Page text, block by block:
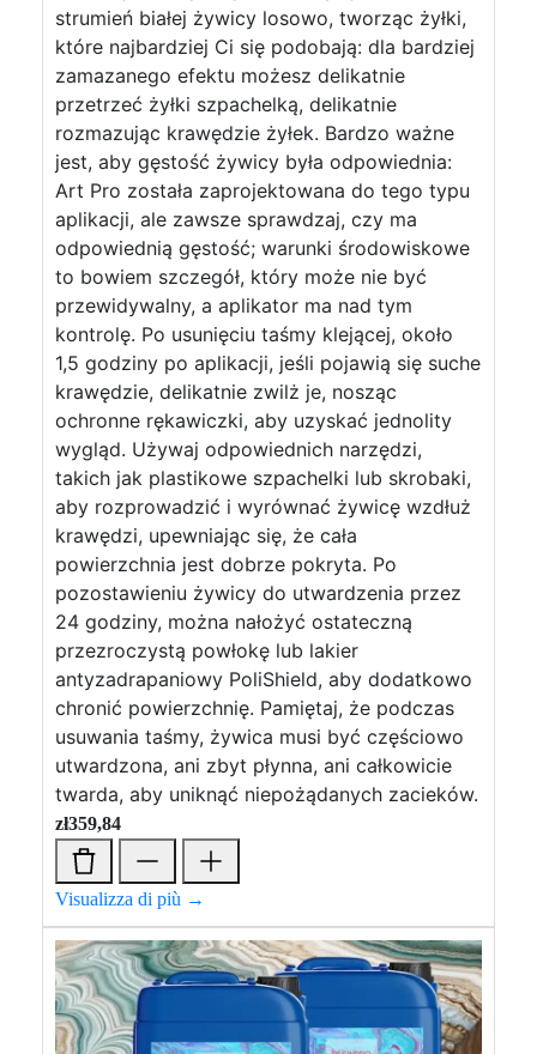
strumień białej żywicy losowo, tworząc żyłki,
które najbardziej Ci się podobają: dla bardziej
zamazanego efektu możesz delikatnie
przetrzeć żyłki szpachelką, delikatnie
rozmazując krawędzie żyłek. Bardzo ważne
jest, aby gęstość żywicy była odpowiednia:
Art Pro została zaprojektowana do tego typu
aplikacji, ale zawsze sprawdzaj, czy ma
odpowiednią gęstość; warunki środowiskowe
to bowiem szczegół, który może nie być
przewidywalny, a aplikator ma nad tym
kontrolę. Po usunięciu taśmy klejącej, około
1,5 godziny po aplikacji, jeśli pojawią się suche
krawędzie, delikatnie zwilż je, nosząc
ochronne rękawiczki, aby uzyskać jednolity
wygląd. Używaj odpowiednich narzędzi,
takich jak plastikowe szpachelki lub skrobaki,
aby rozprowadzić i wyrównać żywicę wzdłuż
krawędzi, upewniając się, że cała
powierzchnia jest dobrze pokryta. Po
pozostawieniu żywicy do utwardzenia przez
24 godziny, można nałożyć ostateczną
przezroczystą powłokę lub lakier
antyzadrapaniowy PoliShield, aby dodatkowo
chronić powierzchnię. Pamiętaj, że podczas
usuwania taśmy, żywica musi być częściowo
utwardzona, ani zbyt płynna, ani całkowicie
twarda, aby uniknąć niepożądanych zacieków.
zł359,84
Visualizza di più →